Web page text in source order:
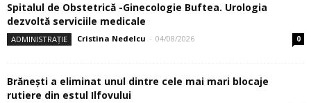
Spitalul de Obstetrică -Ginecologie Buftea. Urologia
dezvoltă serviciile medicale
ADMINISTRAȚIE Cristina Nedelcu - 04/08/2026 0
Brănești a eliminat unul dintre cele mai mari blocaje
rutiere din estul Ilfovului